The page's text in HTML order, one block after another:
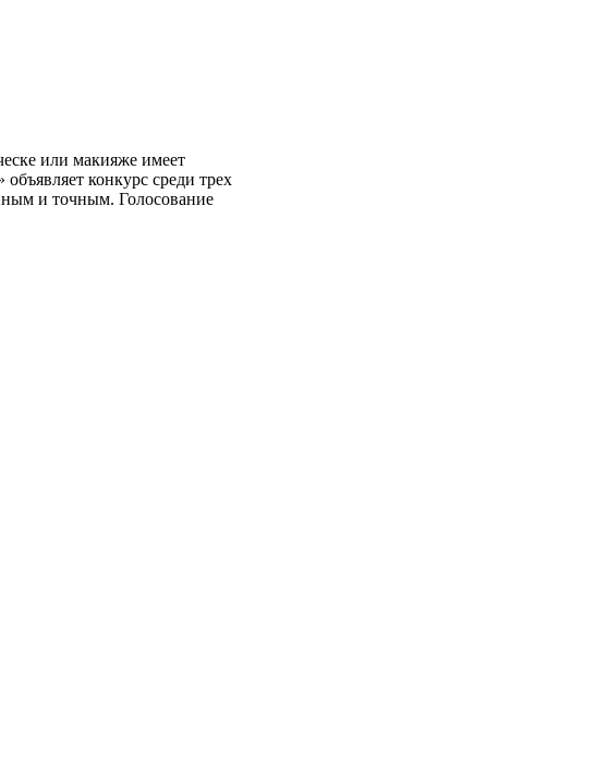
или макияже имеет
конкурс среди трех
и точным. Голосование